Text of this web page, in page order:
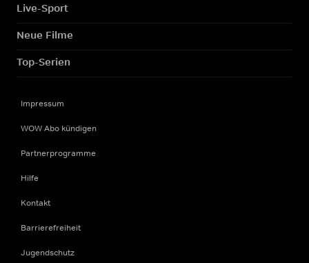
Live-Sport
Neue Filme
Top-Serien
Impressum
WOW Abo kündigen
Partnerprogramme
Hilfe
Kontakt
Barrierefreiheit
Jugendschutz